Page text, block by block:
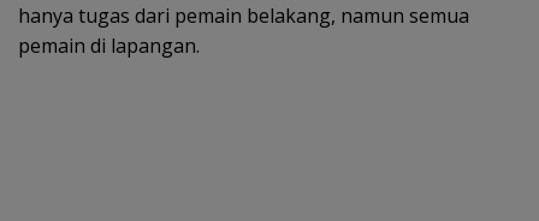
hanya tugas dari pemain belakang, namun semua
pemain di lapangan.